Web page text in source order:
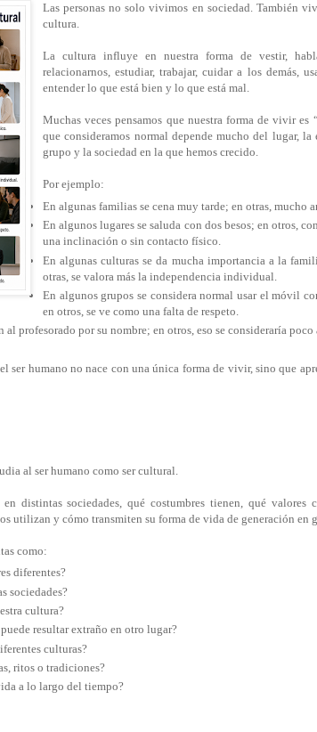
Las personas no solo vivimos en sociedad. También
cultura.
La cultura influye en nuestra forma de vestir,
relacionarnos, estudiar, trabajar, cuidar a los demás,
entender lo que está bien y lo que está mal.
Muchas veces pensamos que nuestra forma de vivir es
que consideramos normal depende mucho del lugar,
grupo y la sociedad en la que hemos crecido.
Por ejemplo:
En algunas familias se cena muy tarde; en otras, mucho
En algunos lugares se saluda con dos besos; en otros,
una inclinación o sin contacto físico.
En algunas culturas se da mucha importancia a la
otras, se valora más la independencia individual.
En algunos grupos se considera normal usar el móvil
en otros, se ve como una falta de respeto.
profesorado por su nombre; en otros, eso se consideraría poco
ser humano no nace con una única forma de vivir, sino que
al ser humano como ser cultural.
distintas sociedades, qué costumbres tienen, qué valores
utilizan y cómo transmiten su forma de vida de generación en
como:
diferentes?
sociedades?
cultura?
resultar extraño en otro lugar?
culturas?
ritos o tradiciones?
a lo largo del tiempo?